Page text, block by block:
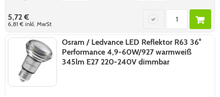
5,72 €
6,81 €inkl. MwSt
Osram / Ledvance LED Reflektor R63 36°
Performance 4,9-60W/927 warmweiß
345lm E27 220-240V dimmbar